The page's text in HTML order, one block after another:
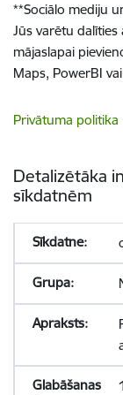
**Sociālo mediju
Jūs varētu
mājaslapai
Maps, PowerBI
Privātuma politika
Detalizētāka
sīkdatnēm